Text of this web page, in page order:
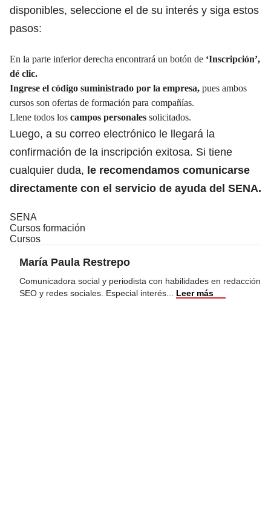
disponibles, seleccione el de su interés y siga estos
pasos:
En la parte inferior derecha encontrará un botón de ‘Inscripción’,
dé clic.
Ingrese el código suministrado por la empresa, pues ambos
cursos son ofertas de formación para compañías.
Llene todos los campos personales solicitados.
Luego, a su correo electrónico le llegará la
confirmación de la inscripción exitosa. Si tiene
cualquier duda, le recomendamos comunicarse
directamente con el servicio de ayuda del SENA.
SENA
Cursos formación
Cursos
María Paula Restrepo
Comunicadora social y periodista con habilidades en redacción
SEO y redes sociales. Especial interés
Leer más